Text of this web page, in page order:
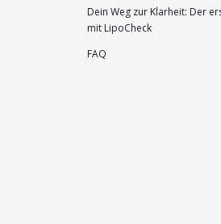
Dein Weg zur Klarheit: Der
mit LipoCheck
FAQ